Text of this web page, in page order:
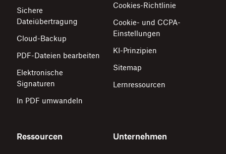
Sichere
Dateiübertragung
Cloud-Backup
PDF-Dateien bearbeiten
Elektronische
Signaturen
In PDF umwandeln
Cookies-Richtlinie
Cookie- und CCPA-
Einstellungen
KI-Prinzipien
Sitemap
Lernressourcen
Ressourcen Unternehmen